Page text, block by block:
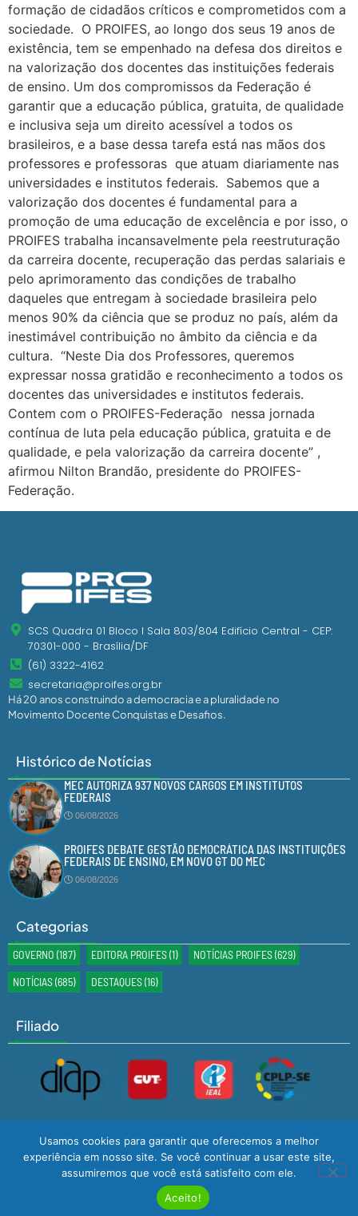
formação de cidadãos críticos e comprometidos com a
sociedade. O PROIFES, ao longo dos seus 19 anos de
existência, tem se empenhado na defesa dos direitos e
na valorização dos docentes das instituições federais
de ensino. Um dos compromissos da Federação é
garantir que a educação pública, gratuita, de qualidade
e inclusiva seja um direito acessível a todos os
brasileiros, e a base dessa tarefa está nas mãos dos
professores e professoras que atuam diariamente nas
universidades e institutos federais. Sabemos que a
valorização dos docentes é fundamental para a
promoção de uma educação de excelência e por isso, o
PROIFES trabalha incansavelmente pela reestruturação
da carreira docente, recuperação das perdas salariais e
pelo aprimoramento das condições de trabalho
daqueles que entregam à sociedade brasileira pelo
menos 90% da ciência que se produz no país, além da
inestimável contribuição no âmbito da ciência e da
cultura. “Neste Dia dos Professores, queremos
expressar nossa gratidão e reconhecimento a todos os
docentes das universidades e institutos federais.
Contem com o PROIFES-Federação nessa jornada
contínua de luta pela educação pública, gratuita e de
qualidade, e pela valorização da carreira docente” ,
afirmou Nilton Brandão, presidente do PROIFES-
Federação.
SCS Quadra 01 Bloco I Sala 803/804 Edifício Central - CEP:
70301-000 - Brasília/DF
(61) 3322-4162
secretaria@proifes.org.br
Há 20 anos construindo a democracia e a pluralidade no
Movimento Docente Conquistas e Desafios.
Histórico de Notícias
MEC AUTORIZA 937 NOVOS CARGOS EM INSTITUTOS
FEDERAIS
06/08/2026
PROIFES DEBATE GESTÃO DEMOCRÁTICA DAS INSTITUIÇÕES
FEDERAIS DE ENSINO, EM NOVO GT DO MEC
06/08/2026
Categorias
GOVERNO (187) EDITORA PROIFES(1) NOTÍCIAS PROIFES(629)
NOTÍCIAS(685) DESTAQUES(16)
Filiado
Desenvolvido por GMS TECNOLOGIA © Todos os Direitos Reservados
2024
Usamos cookies para garantir que oferecemos a melhor
experiência em nosso site. Se você continuar a usar este site,
assumiremos que você está satisfeito com ele.
Aceito!